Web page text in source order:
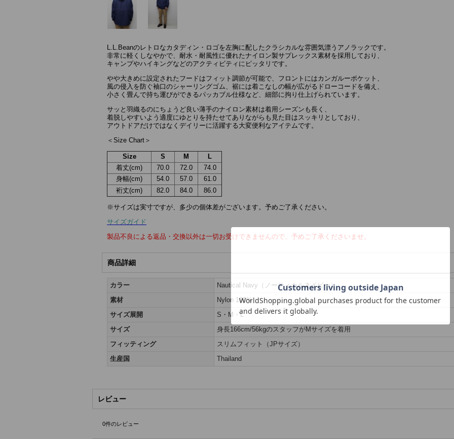
L.L.Beanのレトロなカタディン・ロゴを左胸に配したクラシカルな雰囲気漂うアノラックです。
非常に軽くしなやかで、耐水・耐風性に優れたナイロン製サプレックス素材を採用しており、
キャンプやハイキングなどのアクティビティにピッタリです。
やや大きめに設定されたフードはフィット調節が可能で、フロントにはカンガルーポケット、
風の侵入を防ぐ袖口のシャーリングゴム、裾には着こなしの幅が広がるドローコードを備え、
小さく畳んで持ち運びができるパッカブル仕様など、細部に拘り仕上げられています。
サッと羽織るのにちょうど良い薄手のナイロン素材は着用シーズンも長く、
着脱しやすいよう適度にゆとりを持たせてありながらも見た目はスッキリとしており、
アウトドアだけではなくデイリーに活躍する大変便利なアイテムです。
＜Size Chart＞
Size S M
L
着丈(cm)
70.0 72.0
74.0
身幅(cm)
54.0 57.0
61.0
裄丈(cm)
82.0 84.0 86.0
※サイズは実寸ですが、多少の個体差がございます。予めご了承ください。
サイズガイド
製品不良による返品・交換以外は一切お受けできませんので、予めご了承くださいませ。
商品詳細
カラー
Nautical Navy（ノーティカルネイビー）
素材
Nylon 100%
サイズ展開
S・M・L
サイズ
身長166cm/56kgのスタッフがMサイズを着用
フィッティング
スリムフィット（JPサイズ）
生産国
Thailand
レビュー
0件のレビュー